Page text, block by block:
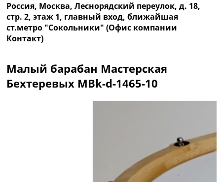
Россия, Москва, Леснорядский переулок, д. 18,
стр. 2, этаж 1, главный вход, ближайшая
ст.метро "Сокольники" (Офис компании
Контакт)
Малый барабан Мастерская
Бехтеревых MBk-d-1465-10